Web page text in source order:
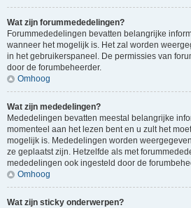
Wat zijn forummededelingen?
Forummededelingen bevatten belangrijke
wanneer het mogelijk is. Het zal worden
in het gebruikerspaneel. De permissies van
door de forumbeheerder.
Omhoog
Wat zijn mededelingen?
Mededelingen bevatten meestal belangrijke
momenteel aan het lezen bent en u zult het
mogelijk is. Mededelingen worden
ze geplaatst zijn. Hetzelfde als met
mededelingen ook ingesteld door de
Omhoog
Wat zijn sticky onderwerpen?